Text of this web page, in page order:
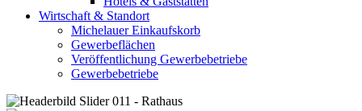
Wirtschaft & Standort
Michelauer Einkaufskorb
Gewerbeflächen
Veröffentlichung Gewerbebetriebe
Gewerbebetriebe